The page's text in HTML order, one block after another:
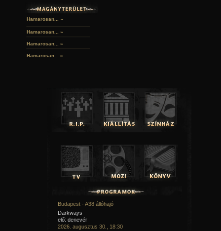
Hamarosan... »
Hamarosan... »
Hamarosan... »
Hamarosan... »
Budapest - A38 állóhajó
Darkways
elő: denevér
2026. augusztus 30., 18:30